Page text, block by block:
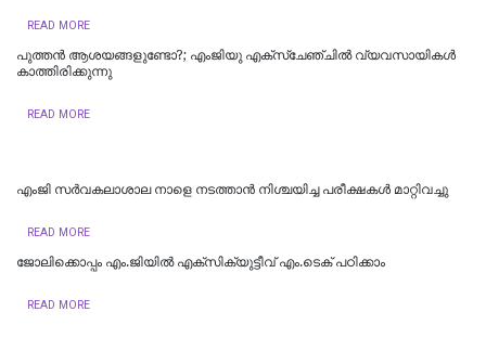
READ MORE
പുത്തന്‍ ആശയങ്ങളുണ്ടോ?; എംജിയു എക്സ്ചേഞ്ചില്‍ വ്യവസായികള്‍
കാത്തിരിക്കുന്നു
READ MORE
എംജി സർവകലാശാല നാളെ നടത്താൻ നിശ്ചയിച്ച പരീക്ഷകൾ മാറ്റിവച്ചു
READ MORE
ജോലിക്കൊപ്പം എം.ജിയില്‍ എക്സിക്യുട്ടീവ് എം.ടെക് പഠിക്കാം
READ MORE